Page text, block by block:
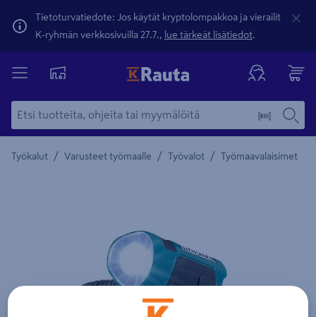
Tietoturvatiedote: Jos käytät kryptolompakkoa ja vierailit
K-ryhmän verkkosivuilla 27.7., lue tärkeät lisätiedot.
Työkalut / Varusteet työmaalle / Työvalot / Työmaavalaisimet
Yksityiskohtainen kuvaus löytyy Tuotteen kuvaus -